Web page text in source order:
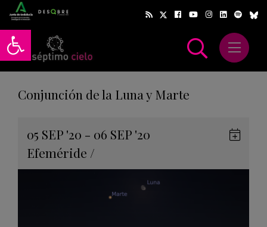
Abrir barra de herramientas
Abrir
Conjunción de la Luna y Marte
05 SEP '20 - 06 SEP '20
Efeméride /